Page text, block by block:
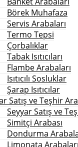
Börek Muhafaza
Servis Arabaları
Termo Tepsi
Çorbalıklar
Tabak Isıtıcıları
Flambe Arabaları
Isıtıcılı Sosluklar
Şarap Isıtıcılar
Satış ve Teşhir
Seyyar Satış ve
Simitçi Arabası
Dondurma
Limonata Arabaları